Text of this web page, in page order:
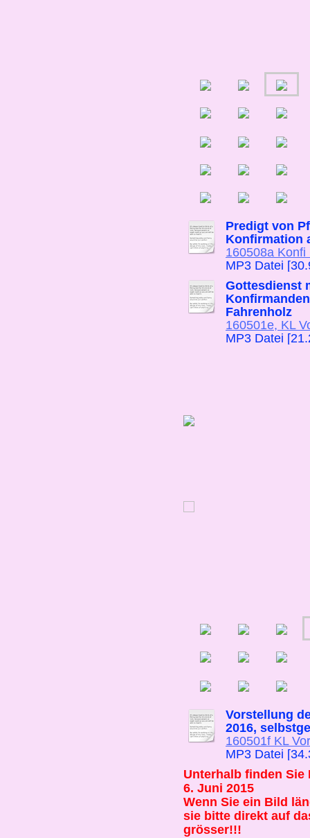
Predigt von
Konfirmation
160508a
MP3 Datei
Gottesdienst
Fahrenholz
160501e, KL
MP3 Datei
Vorstellung
2016,
160501f KL
MP3 Datei
Unterhalb finden
6. Juni 2015
Wenn Sie ein Bild
sie bitte direkt auf
grösser!!!